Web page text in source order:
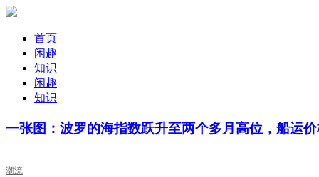
首页
闲趣
知识
闲趣
知识
一张图：波罗的海指数跃升至两个多月高位，船运
潮流